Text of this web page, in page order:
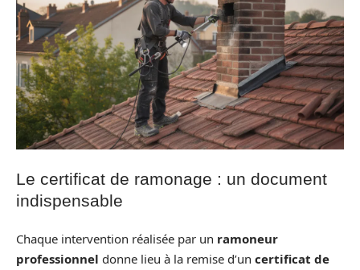
Le certificat de ramonage : un document
indispensable
Chaque intervention réalisée par un ramoneur
professionnel donne lieu à la remise d’un certificat de